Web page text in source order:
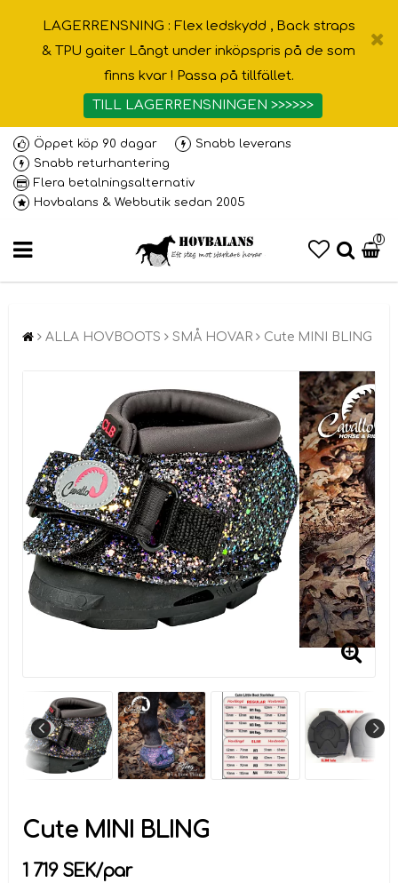
LAGERRENSNING : Flex ledskydd , Back straps
& TPU gaiter Långt under inköpspris på de som
finns kvar ! Passa på tillfället.
TILL LAGERRENSNINGEN >>>>>>
Öppet köp 90 dagar
Snabb leverans
Snabb returhantering
Flera betalningsalternativ
Hovbalans & Webbutik sedan 2005
0
ALLA HOVBOOTS SMÅ HOVAR Cute MINI BLING
Cute MINI BLING
1 719 SEK/par